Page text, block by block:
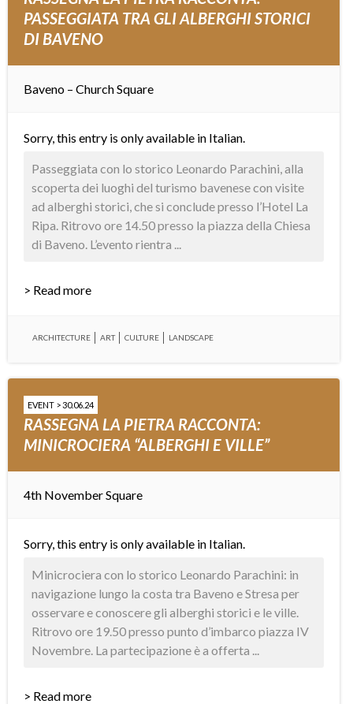
PASSEGGIATA TRA GLI ALBERGHI STORICI
DI BAVENO
Baveno – Church Square
Sorry, this entry is only available in Italian.
Passeggiata con lo storico Leonardo Parachini, alla
scoperta dei luoghi del turismo bavenese con visite
ad alberghi storici, che si conclude presso l’Hotel La
Ripa. Ritrovo ore 14.50 presso la piazza della Chiesa
di Baveno. L’evento rientra ...
> Read more
ARCHITECTURE ART CULTURE LANDSCAPE
EVENT > 30.06.24
RASSEGNA LA PIETRA RACCONTA:
MINICROCIERA “ALBERGHI E VILLE”
4th November Square
Sorry, this entry is only available in Italian.
Minicrociera con lo storico Leonardo Parachini: in
navigazione lungo la costa tra Baveno e Stresa per
osservare e conoscere gli alberghi storici e le ville.
Ritrovo ore 19.50 presso punto d’imbarco piazza IV
Novembre. La partecipazione è a offerta ...
> Read more